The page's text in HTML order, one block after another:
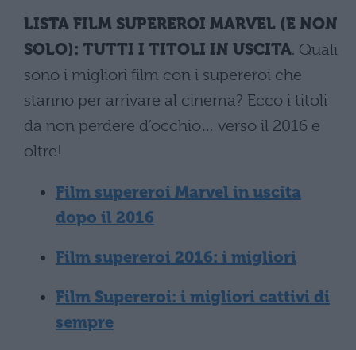
LISTA FILM SUPEREROI MARVEL (E NON
SOLO): TUTTI I TITOLI IN USCITA. Quali
sono i migliori film con i supereroi che
stanno per arrivare al cinema? Ecco i titoli
da non perdere d’occhio… verso il 2016 e
oltre!
Film supereroi Marvel in uscita
dopo il 2016
Film supereroi 2016: i migliori
Film Supereroi: i migliori cattivi di
sempre